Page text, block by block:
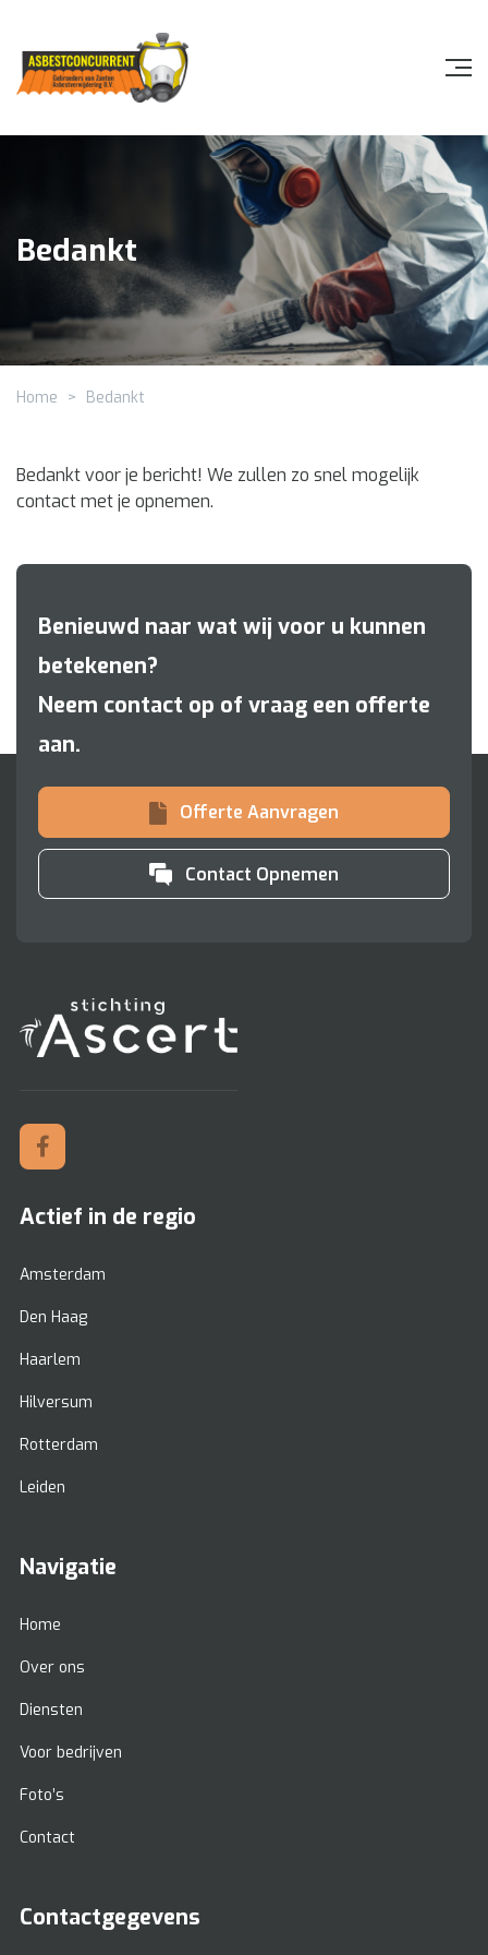
Bedankt
Home > Bedankt
Bedankt voor je bericht! We zullen zo snel mogelijk
contact met je opnemen.
Benieuwd naar wat wij voor u kunnen
betekenen?
Neem contact op of vraag een offerte
aan.
Offerte Aanvragen
Contact Opnemen
Actief in de regio
Amsterdam
Den Haag
Haarlem
Hilversum
Rotterdam
Leiden
Navigatie
Home
Over ons
Diensten
Voor bedrijven
Foto’s
Contact
Contactgegevens